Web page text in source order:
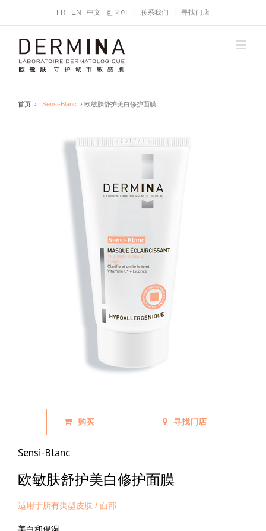
FR EN 中文 한국어 联系我们 寻找门店
首页 › Sensi-Blanc › 欧敏肤舒护美白修护面膜
寻找门店
购买
Sensi-Blanc
欧敏肤舒护美白修护面膜
适用于所有类型皮肤 / 面部
美白和保湿